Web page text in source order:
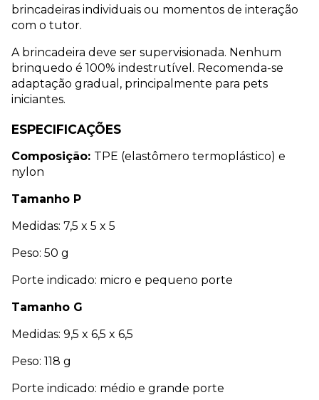
brincadeiras individuais ou momentos de interação
com o tutor.
A brincadeira deve ser supervisionada. Nenhum
brinquedo é 100% indestrutível. Recomenda-se
adaptação gradual, principalmente para pets
iniciantes.
ESPECIFICAÇÕES
Composição: TPE (elastômero termoplástico) e
nylon
Tamanho P
Medidas: 7,5 x 5 x 5
Peso: 50 g
Porte indicado: micro e pequeno porte
Tamanho G
Medidas: 9,5 x 6,5 x 6,5
Peso: 118 g
Porte indicado: médio e grande porte